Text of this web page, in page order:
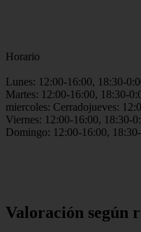
Horario
Lunes: 12:00-16:00, 18:30-
Martes: 12:00-16:00, 18:30-
miercoles: Cerradojueves:
Viernes: 12:00-16:00, 18:30-
Domingo: 12:00-16:00,
Valoración según